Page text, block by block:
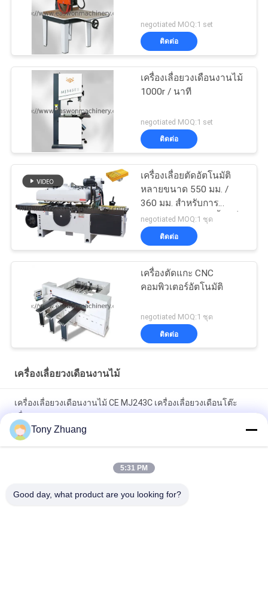
negotiated MOQ:1 set
ติดต่อ
เครื่องเลื่อยวงเดือนงานไม้
1000r / นาที
negotiated MOQ:1 set
ติดต่อ
เครื่องเลื่อยตัดอัตโนมัติ
หลายขนาด 550 มม. /
360 มม. สำหรับการ
ประมวลผลแผงไม้เนื้อแข็ง
negotiated MOQ:1 ชุด
ติดต่อ
เครื่องตัดแกะ CNC
คอมพิวเตอร์อัตโนมัติ
negotiated MOQ:1 ชุด
ติดต่อ
เครื่องเลื่อยวงเดือนงานไม้
เครื่องเลื่อยวงเดือนงานไม้ CE MJ243C เครื่องเลื่อยวงเดือนโต๊ะ
เลื่อน
MJ223A MJ224C MJ224D เครื่องเลื่อยวงเดือนงานไม้เฟอร์นิเจอร์
Tony Zhuang
5:31 PM
Good day, what product are you looking for?